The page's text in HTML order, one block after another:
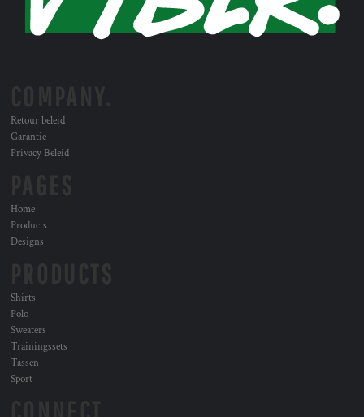
Retour beleid
Garantie
Privacy Beleid
Home
Products
Designs
Shirts
Polo
Sweaters
Trainingssets
Tassen
Sport